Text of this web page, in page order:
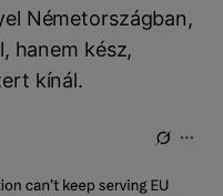
Németországban,
hanem kész,
kínál.